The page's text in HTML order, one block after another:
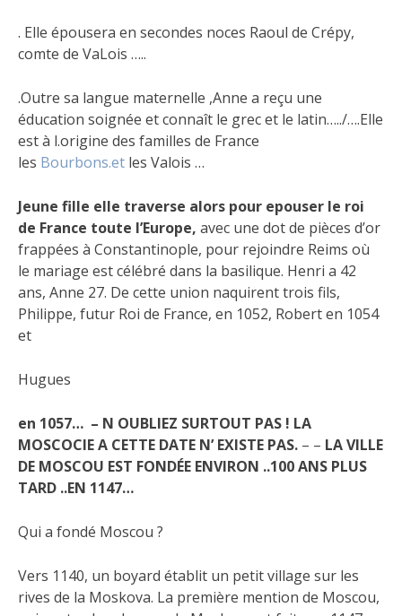
. Elle épousera en secondes noces Raoul de Crépy,
comte de VaLois …..
.Outre sa langue maternelle ,Anne a reçu une
éducation soignée et connaît le grec et le latin…../….Elle
est à l.origine des familles de France
les Bourbons.et les Valois …
Jeune fille elle traverse alors pour epouser le roi
de France toute l’Europe, avec une dot de pièces d’or
frappées à Constantinople, pour rejoindre Reims où
le mariage est célébré dans la basilique. Henri a 42
ans, Anne 27. De cette union naquirent trois fils,
Philippe, futur Roi de France, en 1052, Robert en 1054
et
Hugues
en 1057… – N OUBLIEZ SURTOUT PAS ! LA
MOSCOCIE A CETTE DATE N’ EXISTE PAS. – – LA VILLE
DE MOSCOU EST FONDÉE ENVIRON ..100 ANS PLUS
TARD ..EN 1147…
Qui a fondé Moscou ?
Vers 1140, un boyard établit un petit village sur les
rives de la Moskova. La première mention de Moscou,